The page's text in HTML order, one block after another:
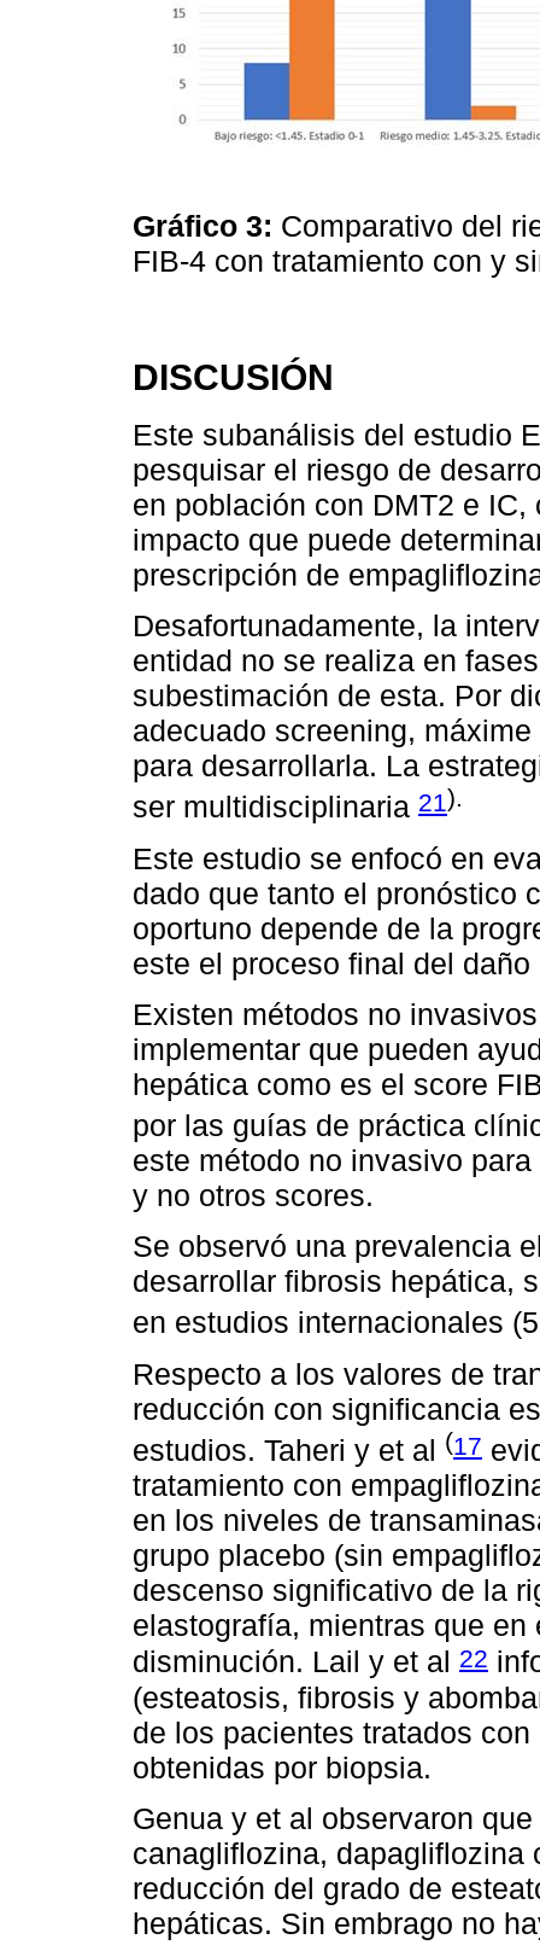
Gráfico 3: Comparativo del
FIB-4 con tratamiento con y
DISCUSIÓN
Este subanálisis del estudio
pesquisar el riesgo de
en población con DMT2 e
impacto que puede
prescripción de
Desafortunadamente, la
entidad no se realiza en
subestimación de esta. Por
adecuado screening,
para desarrollarla. La
ser multidisciplinaria 21).
Este estudio se enfocó en
dado que tanto el pronóstico
oportuno depende de la
este el proceso final del
Existen métodos no
implementar que pueden
hepática como es el score
por las guías de práctica
este método no invasivo
y no otros scores.
Se observó una prevalencia
desarrollar fibrosis hepática,
en estudios internacionales
Respecto a los valores de
reducción con significancia
estudios. Taheri y et al (17
tratamiento con
en los niveles de
grupo placebo (sin
descenso significativo de la
elastografía, mientras que
disminución. Lail y et al 22
(esteatosis, fibrosis y
de los pacientes tratados
obtenidas por biopsia.
Genua y et al observaron
canagliflozina, dapagliflozina
reducción del grado de
hepáticas. Sin embrago no